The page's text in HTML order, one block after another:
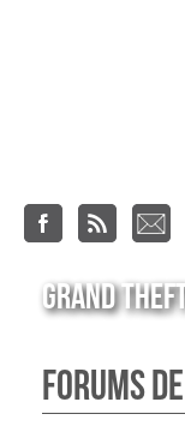
Grand
Forums